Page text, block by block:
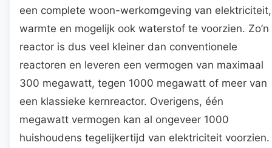
een complete woon-werkomgeving van elektriciteit,
warmte en mogelijk ook waterstof te voorzien. Zo’n
reactor is dus veel kleiner dan conventionele
reactoren en leveren een vermogen van maximaal
300 megawatt, tegen 1000 megawatt of meer van
een klassieke kernreactor. Overigens, één
megawatt vermogen kan al ongeveer 1000
huishoudens tegelijkertijd van elektriciteit voorzien.